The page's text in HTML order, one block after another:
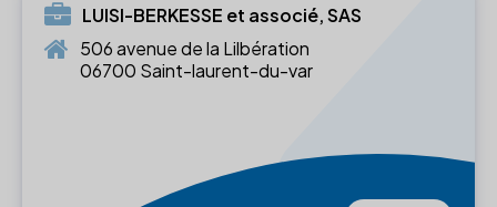
LUISI-BERKESSE et associé, SAS
506 avenue de la Lilbération
06700 Saint-laurent-du-var